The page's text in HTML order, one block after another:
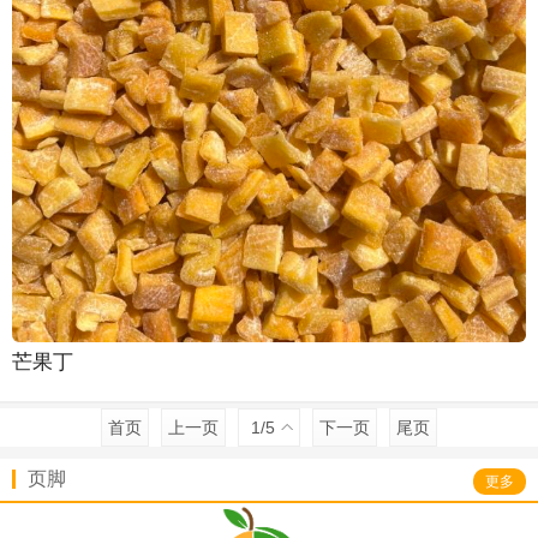
芒果丁
首页 上一页 1/5 下一页 尾页
页脚 更多